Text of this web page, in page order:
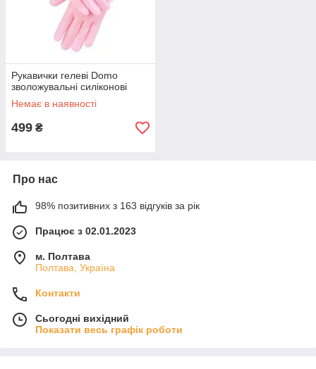
Рукавички гелеві Domo
зволожувальні силіконові
Немає в наявності
499 ₴
Про нас
98% позитивних з 163 відгуків за рік
Працює з 02.01.2023
м. Полтава
Полтава, Україна
Контакти
Сьогодні вихідний
Показати весь графік роботи